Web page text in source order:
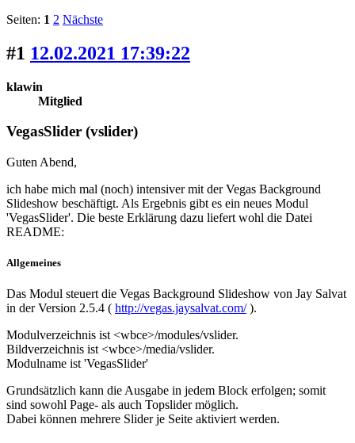
Seiten: 1 2 Nächste
#1 12.02.2021 17:39:22
klawin
Mitglied
VegasSlider (vslider)
Guten Abend,
ich habe mich mal (noch) intensiver mit der Vegas Background
Slideshow beschäftigt. Als Ergebnis gibt es ein neues Modul
'VegasSlider'. Die beste Erklärung dazu liefert wohl die Datei
README:
Allgemeines
Das Modul steuert die Vegas Background Slideshow von Jay Salvat
in der Version 2.5.4 ( http://vegas.jaysalvat.com/).
Modulverzeichnis ist <wbce>/modules/vslider.
Bildverzeichnis ist <wbce>/media/vslider.
Modulname ist 'VegasSlider'
Grundsätzlich kann die Ausgabe in jedem Block erfolgen; somit
sind sowohl Page- als auch Topslider möglich.
Dabei können mehrere Slider je Seite aktiviert werden.